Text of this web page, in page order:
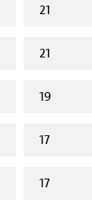
21
21
19
17
17